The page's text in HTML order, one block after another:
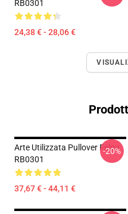
RB0301
24,38 € - 28,06 €
Arte Utilizzata Pullover Felpa
RB0301
37,67 € - 44,11 €
-20%